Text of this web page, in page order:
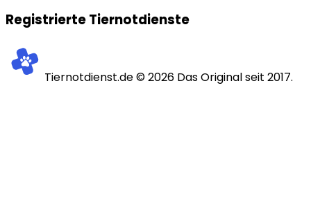
Registrierte Tiernotdienste
Tiernotdienst.de ©2026 Das Original seit 2017.